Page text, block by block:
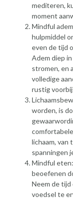
mediteren,
moment
Mindful
hulpmiddel
even de tijd
Adem diep
stromen, en
volledige
rustig
worden, is
lichaam,
spanningen
Mindful
beoefenen
Neem de tijd
voedsel te